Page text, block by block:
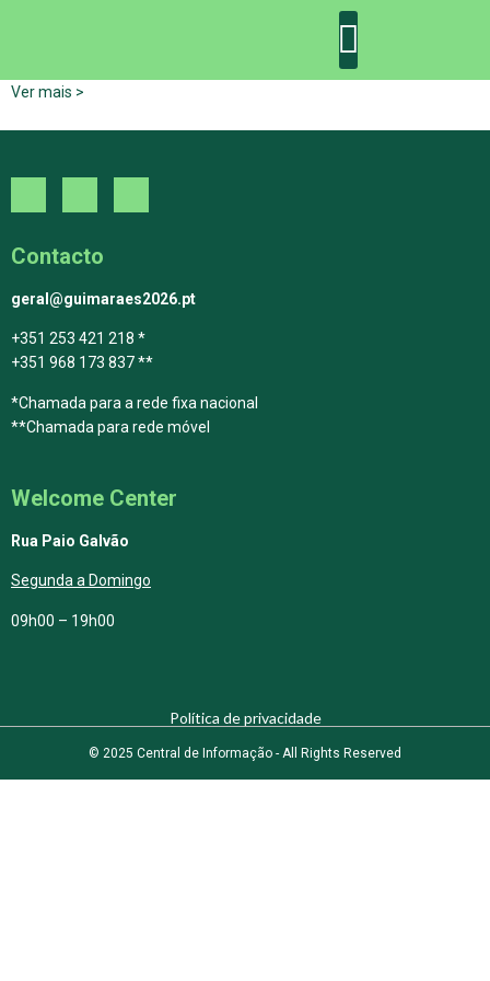
Ver mais >
Contacto
geral@guimaraes2026.pt
+351 253 421 218 *
+351 968 173 837 **
*Chamada para a rede fixa nacional
**Chamada para rede móvel
Welcome Center
Rua Paio Galvão
Segunda a Domingo
09h00 – 19h00
Política de privacidade
© 2025 Central de Informação - All Rights Reserved